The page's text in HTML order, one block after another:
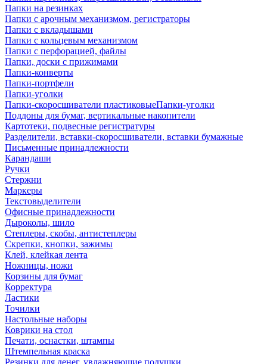
Папки на резинках
Папки с арочным механизмом, регистраторы
Папки с вкладышами
Папки с кольцевым механизмом
Папки с перфорацией, файлы
Папки, доски с прижимами
Папки-конверты
Папки-портфели
Папки-уголки
Папки-скоросшиватели пластиковыеПапки-уголки
Поддоны для бумаг, вертикальные накопители
Картотеки, подвесные регистратуры
Разделители, вставки-скоросшиватели, вставки бумажные
Письменные принадлежности
Карандаши
Ручки
Стержни
Маркеры
Текстовыделители
Офисные принадлежности
Дыроколы, шило
Степлеры, скобы, антистеплеры
Скрепки, кнопки, зажимы
Клей, клейкая лента
Ножницы, ножи
Корзины для бумаг
Корректура
Ластики
Точилки
Настольные наборы
Коврики на стол
Печати, оснастки, штампы
Штемпельная краска
Резинки для денег, увлажняющие подушки